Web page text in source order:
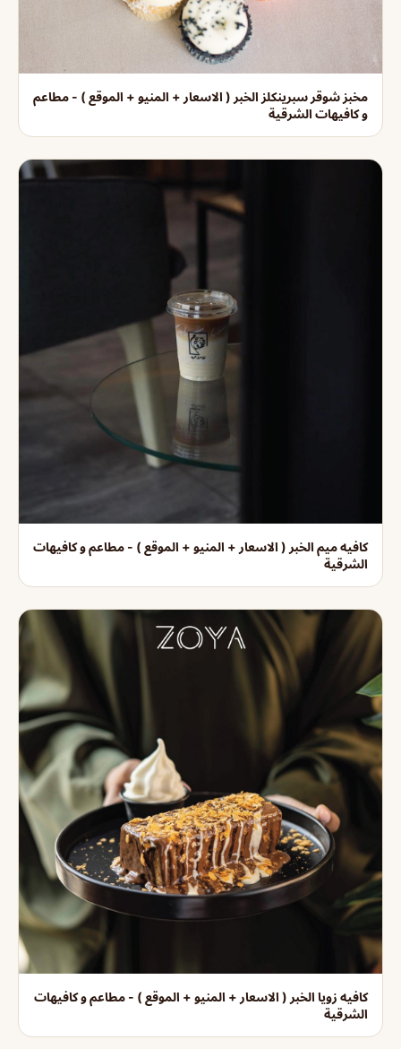
مخبز شوقر سبرينكلز الخبر ( الاسعار + المنيو + الموقع ) - مطاعم
و كافيهات الشرقية
كافيه ميم الخبر ( الاسعار + المنيو + الموقع ) - مطاعم و كافيهات
الشرقية
كافيه زويا الخبر ( الاسعار + المنيو + الموقع ) - مطاعم و كافيهات
الشرقية